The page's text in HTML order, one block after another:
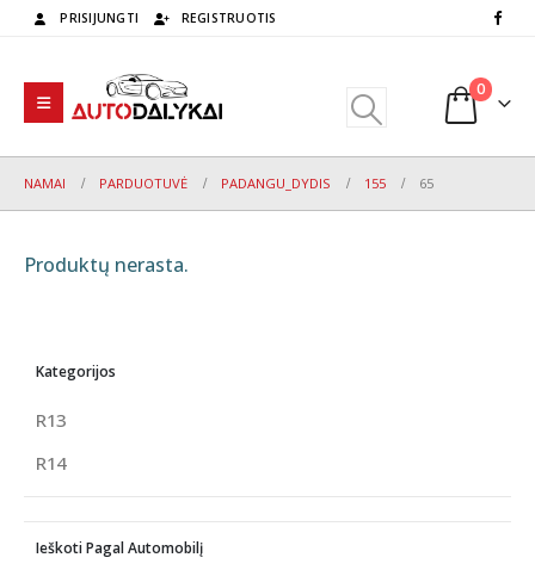
PRISIJUNGTI REGISTRUOTIS
0
NAMAI PARDUOTUVĖ PADANGU_DYDIS 155 65
Produktų nerasta.
Kategorijos
R13
R14
Ieškoti Pagal Automobilį